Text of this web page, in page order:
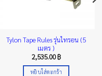
Tylon Tape Rules รุ่นไทรอน (5
เมตร )
2,535.00฿
หยิบใส่ตะกร้า